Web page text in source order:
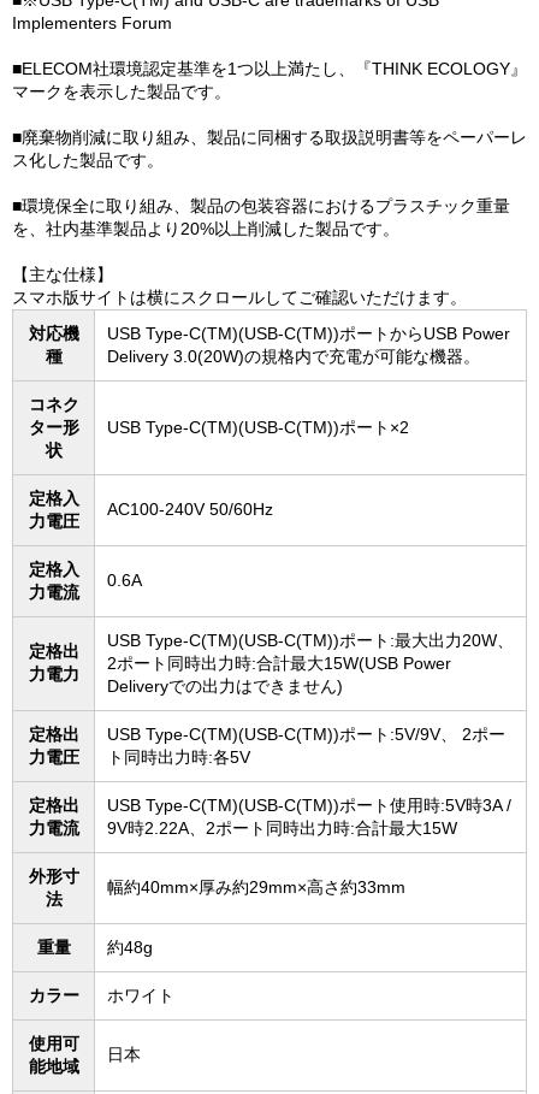
Implementers Forum
■ELECOM社環境認定基準を1つ以上満たし、『THINK ECOLOGY』
マークを表示した製品です。
■廃棄物削減に取り組み、製品に同梱する取扱説明書等をペーパーレ
ス化した製品です。
■環境保全に取り組み、製品の包装容器におけるプラスチック重量
を、社内基準製品より20%以上削減した製品です。
【主な仕様】
スマホ版サイトは横にスクロールしてご確認いただけます。
対応機
種
USB Type-C(TM)(USB-C(TM))ポートからUSB Power
Delivery 3.0(20W)の規格内で充電が可能な機器。
コネク
ター形
状
USB Type-C(TM)(USB-C(TM))ポート×2
定格入
力電圧
AC100-240V 50/60Hz
定格入
力電流
0.6A
定格出
力電力
USB Type-C(TM)(USB-C(TM))ポート:最大出力20W、
2ポート同時出力時:合計最大15W(USB Power
Deliveryでの出力はできません)
定格出
力電圧
USB Type-C(TM)(USB-C(TM))ポート:5V/9V、 2ポー
ト同時出力時:各5V
定格出
力電流
USB Type-C(TM)(USB-C(TM))ポート使用時:5V時3A /
9V時2.22A、2ポート同時出力時:合計最大15W
外形寸
法
幅約40mm×厚み約29mm×高さ約33mm
重量 約48g
カラー ホワイト
使用可
能地域
日本